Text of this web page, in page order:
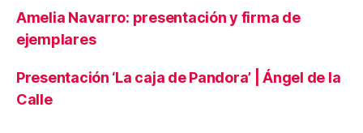
Amelia Navarro: presentación y firma de
ejemplares
Presentación ‘La caja de Pandora’ | Ángel de la
Calle